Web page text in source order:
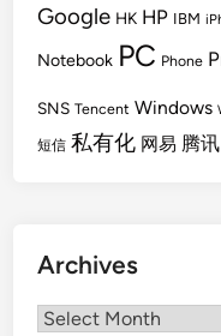
Google HK HP IBM
Notebook PC Phone
SNS Tencent Windows
短信 私有化 网易 腾讯
Archives
Archives